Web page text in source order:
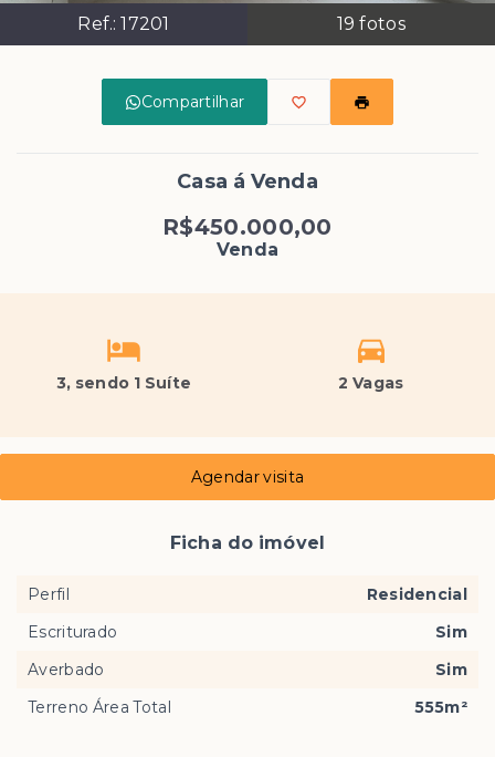
Ref.:17201 19 fotos
Compartilhar
Casa á Venda
R$450.000,00
Venda
3, sendo 1 Suíte 2 Vagas
Agendar visita
Ficha do imóvel
Perfil
Residencial
Escriturado
Sim
Averbado
Sim
Terreno Área Total
555m²